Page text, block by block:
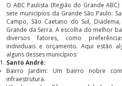
O ABC Paulista (Região do Grande
sete municípios da Grande São Paulo:
Campo, São Caetano do Sul,
Grande da Serra. A escolha do melhor
diversos fatores, como
individuais e orçamento. Aqui estão
alguns desses municípios:
Santo André:
Bairro Jardim: Um bairro nobre
infraestrutura.